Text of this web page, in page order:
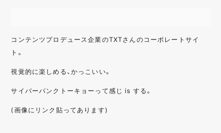
コンテンツプロデュース企業のTXTさんのコーポレートサイ
ト。
視覚的に楽しめる、かっこいい。
サイバーパンクトーキョーって感じ is する。
(画像にリンク貼ってあります)